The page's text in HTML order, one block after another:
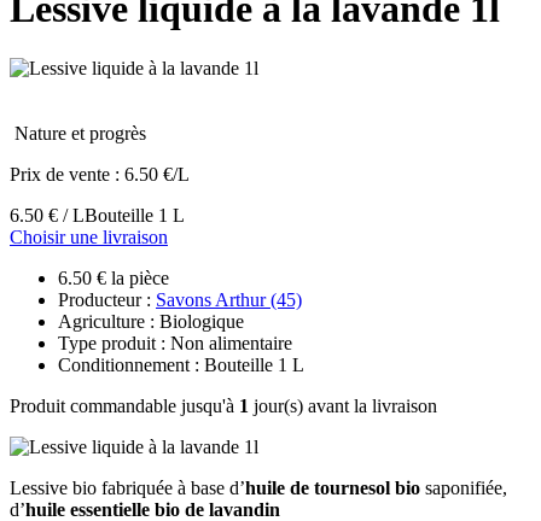
Lessive liquide à la lavande 1l
Nature et progrès
Prix de vente : 6.50 €/L
6.50 € / LBouteille 1 L
Choisir une livraison
6.50 € la pièce
Producteur : Savons Arthur (45)
Agriculture : Biologique
Type produit : Non alimentaire
Conditionnement : Bouteille 1 L
Produit commandable jusqu'à 1 jour(s) avant la livraison
Lessive bio fabriquée à base d’huile de tournesol bio saponifiée,
d’huile essentielle bio de lavandin